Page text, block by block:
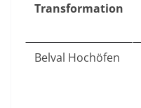
Transformation
Belval Hochöfen